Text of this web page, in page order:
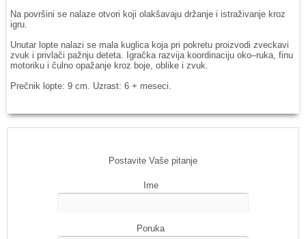
Na površini se nalaze otvori koji olakšavaju držanje i istraživanje kroz
igru.
Unutar lopte nalazi se mala kuglica koja pri pokretu proizvodi zveckavi
zvuk i privlači pažnju deteta. Igračka razvija koordinaciju oko–ruka, finu
motoriku i čulno opažanje kroz boje, oblike i zvuk.
Prečnik lopte: 9 cm. Uzrast: 6 + meseci.
Postavite Vaše pitanje
Ime
Poruka